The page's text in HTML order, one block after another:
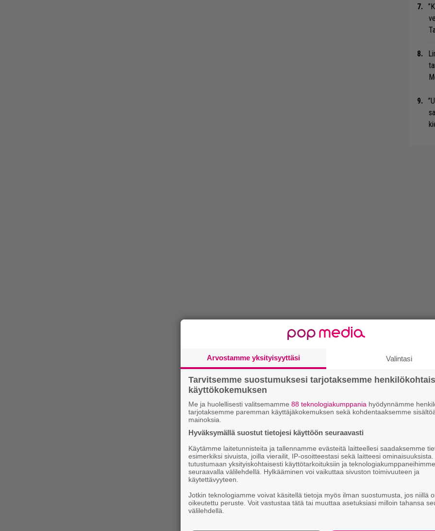
Arvostamme yksityisyyttäsi Valintasi
Tarvitsemme suostumuksesi tarjotaksemme
käyttökokemuksen
Me ja huolellisesti valitsemamme 88 teknologiakumppania hyödynnämme
tarjotaksemme paremman käyttäjäkokemuksen sekä kohdentaaksemme
mainoksia.
Hyväksymällä suostut tietojesi käyttöön seuraavasti
Käytämme laitetunnisteita ja tallennamme evästeitä laitteellesi saadaksemme
esimerkiksi sivuista, joilla vierailit, IP-osoitteestasi sekä laitteesi
tutustumaan yksityiskohtaisesti käyttötarkoituksiin ja teknologiakumppaneihimme
seuraavalla välilehdellä. Hylkääminen voi vaikuttaa sivuston toimivuuteen ja
käytettävyyteen.
Jotkin teknologiamme voivat käsitellä tietoja myös ilman suostumusta, jos niillä
oikeutettu peruste. Voit vastustaa tätä tai muuttaa asetuksiasi milloin tahansa
välilehdellä.